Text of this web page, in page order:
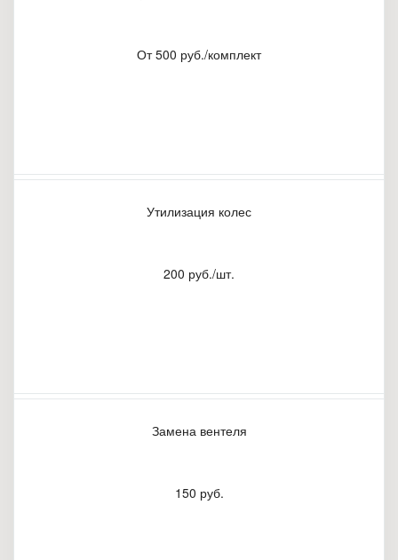
От 500 руб./комплект
Утилизация колес
200 руб./шт.
Замена вентеля
150 руб.